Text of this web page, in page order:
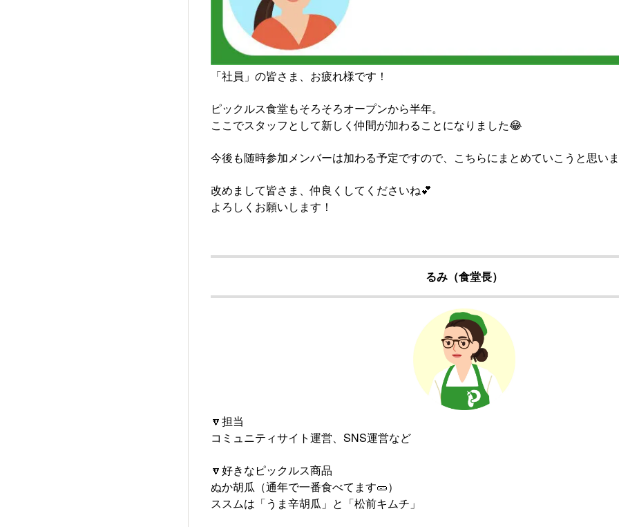
「社員」の皆さま、お疲れ様です！
ピックルス食堂もそろそろオープンから半年。
ここでスタッフとして新しく仲間が加わることになりました😂
今後も随時参加メンバーは加わる予定ですので、こちらにまとめていこうと思い
改めまして皆さま、仲良くしてくださいね💕
よろしくお願いします！
るみ（食堂長）
🔽担当
コミュニティサイト運営、SNS運営など
🔽好きなピックルス商品
ぬか胡瓜（通年で一番食べてます🥒）
ススムは「うま辛胡瓜」と「松前キムチ」